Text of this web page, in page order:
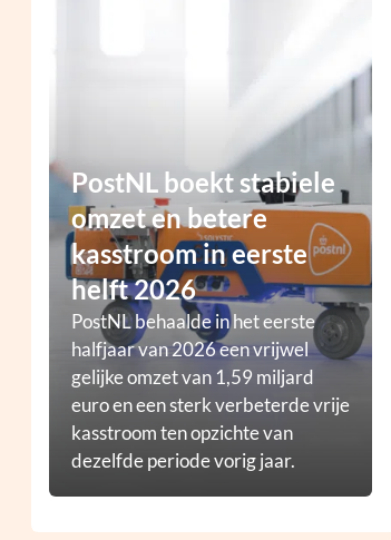
PostNL boekt stabiele
omzet en betere
kasstroom in eerste
helft 2026
PostNL behaalde in het eerste
halfjaar van 2026 een vrijwel
gelijke omzet van 1,59 miljard
euro en een sterk verbeterde vrije
kasstroom ten opzichte van
dezelfde periode vorig jaar.